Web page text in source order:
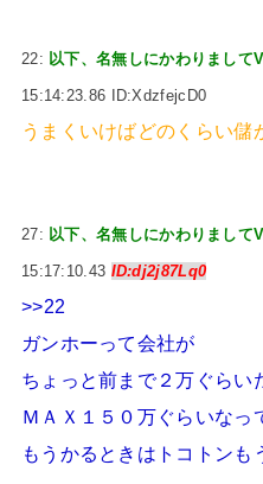
22: 以下、名無しにかわりまして
15:14:23.86 ID:XdzfejcD0
うまくいけばどのくらい儲
27: 以下、名無しにかわりまして
15:17:10.43 ID:dj2j87Lq0
>>22
ガンホーって会社が
ちょっと前まで２万ぐらい
ＭＡＸ１５０万ぐらいなっ
もうかるときはトコトンも